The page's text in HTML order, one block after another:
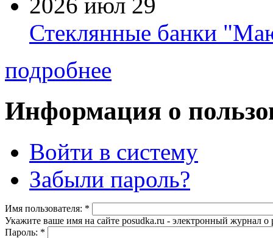
Стеклянные банки
подробнее
Информация о
Войти в систему
Забыли пароль?
Имя пользователя: *
Укажите ваше имя на сайте posudka.ru - электронный журнал
Пароль: *